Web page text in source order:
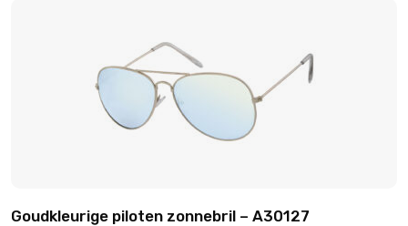
Goudkleurige piloten zonnebril – A30127